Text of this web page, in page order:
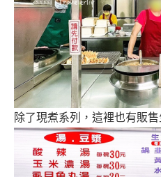
除了現煮系列，這裡也有販